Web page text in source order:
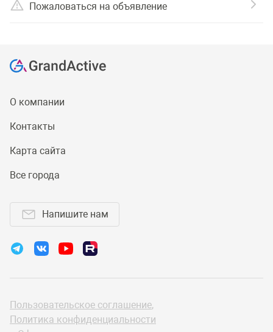
Пожаловаться на объявление
О компании
Контакты
Карта сайта
Все города
Напишите нам
Пользовательское соглашение,
Политика конфиденциальности